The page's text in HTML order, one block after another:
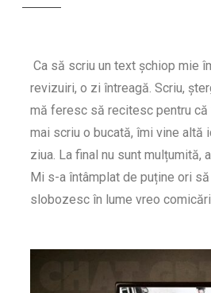
Ca să scriu un text șchiop mie
revizuiri, o zi întreagă. Scriu,
mă feresc să recitesc pentru că
mai scriu o bucată, îmi vine altă
ziua. La final nu sunt mulțumită,
Mi s-a întâmplat de puține ori
slobozesc în lume vreo